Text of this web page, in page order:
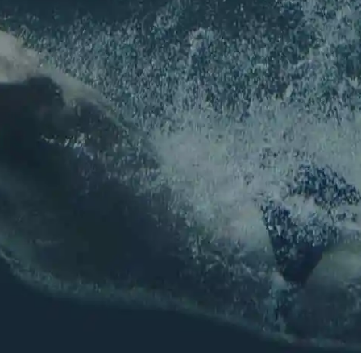
Pour ne rien louper de l'actu de l'association !
Nom*
Prénom
E-mail
E-mail